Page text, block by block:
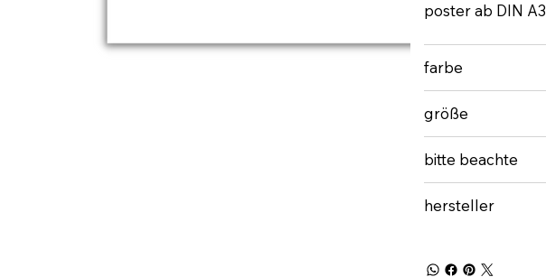
poster ab DIN
farbe
größe
bitte beachte
hersteller